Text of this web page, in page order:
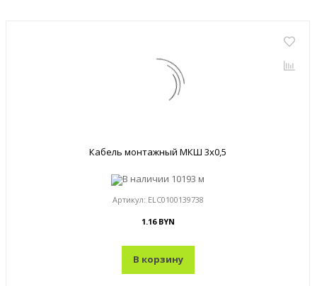
Кабель монтажный МКШ 3x0,5
В наличии 10193 м
Артикул: ELC0100139738
1.16 BYN
В корзину